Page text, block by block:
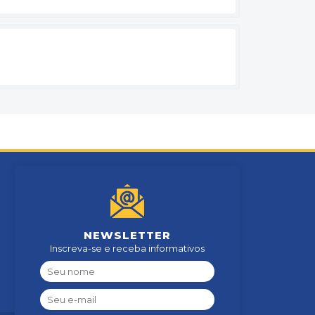
NEWSLETTER
Inscreva-se e receba informativos